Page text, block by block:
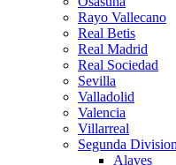
Rayo Vallecano
Real Betis
Real Madrid
Real Sociedad
Sevilla
Valladolid
Valencia
Villarreal
Segunda Division
Alaves